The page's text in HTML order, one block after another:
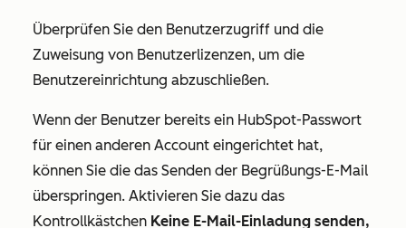
Überprüfen Sie den Benutzerzugriff und die
Zuweisung von Benutzerlizenzen, um die
Benutzereinrichtung abzuschließen.
Wenn der Benutzer bereits ein HubSpot-Passwort
für einen anderen Account eingerichtet hat,
können Sie die das Senden der Begrüßungs-E-Mail
überspringen. Aktivieren Sie dazu das
Kontrollkästchen Keine E-Mail-Einladung senden,